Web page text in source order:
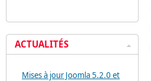
ACTUALITÉS
Mises à jour Joomla 5.2.0 et